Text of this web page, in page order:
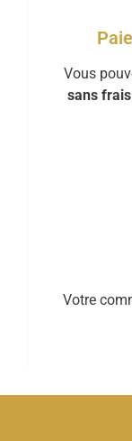
Vous
sans frais
Votre